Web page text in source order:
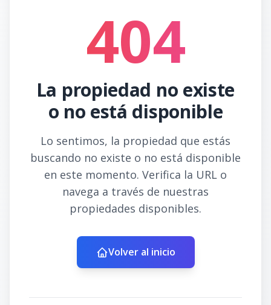
404
La propiedad no existe
o no está disponible
Lo sentimos, la propiedad que estás
buscando no existe o no está disponible
en este momento. Verifica la URL o
navega a través de nuestras
propiedades disponibles.
Volver al inicio